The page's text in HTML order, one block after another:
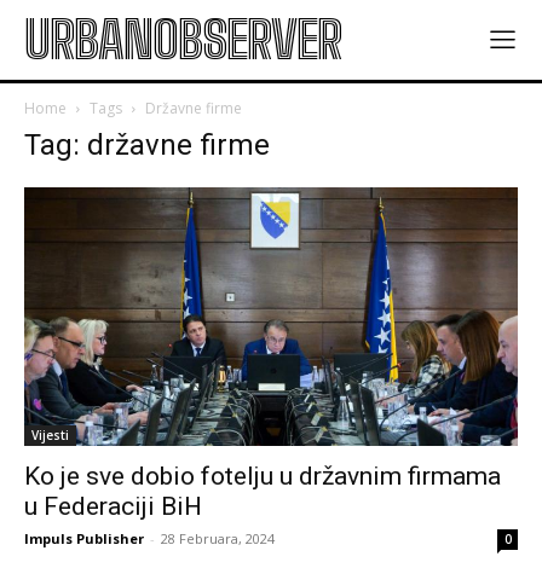
URBANOBSERVER
Home Tags Državne firme
Tag: državne firme
Vijesti
Ko je sve dobio fotelju u državnim firmama
u Federaciji BiH
Impuls Publisher - 28 Februara, 2024 0